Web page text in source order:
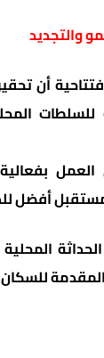
والتجديد
أن
بفعالية
مستقبل أفضل
المحلية